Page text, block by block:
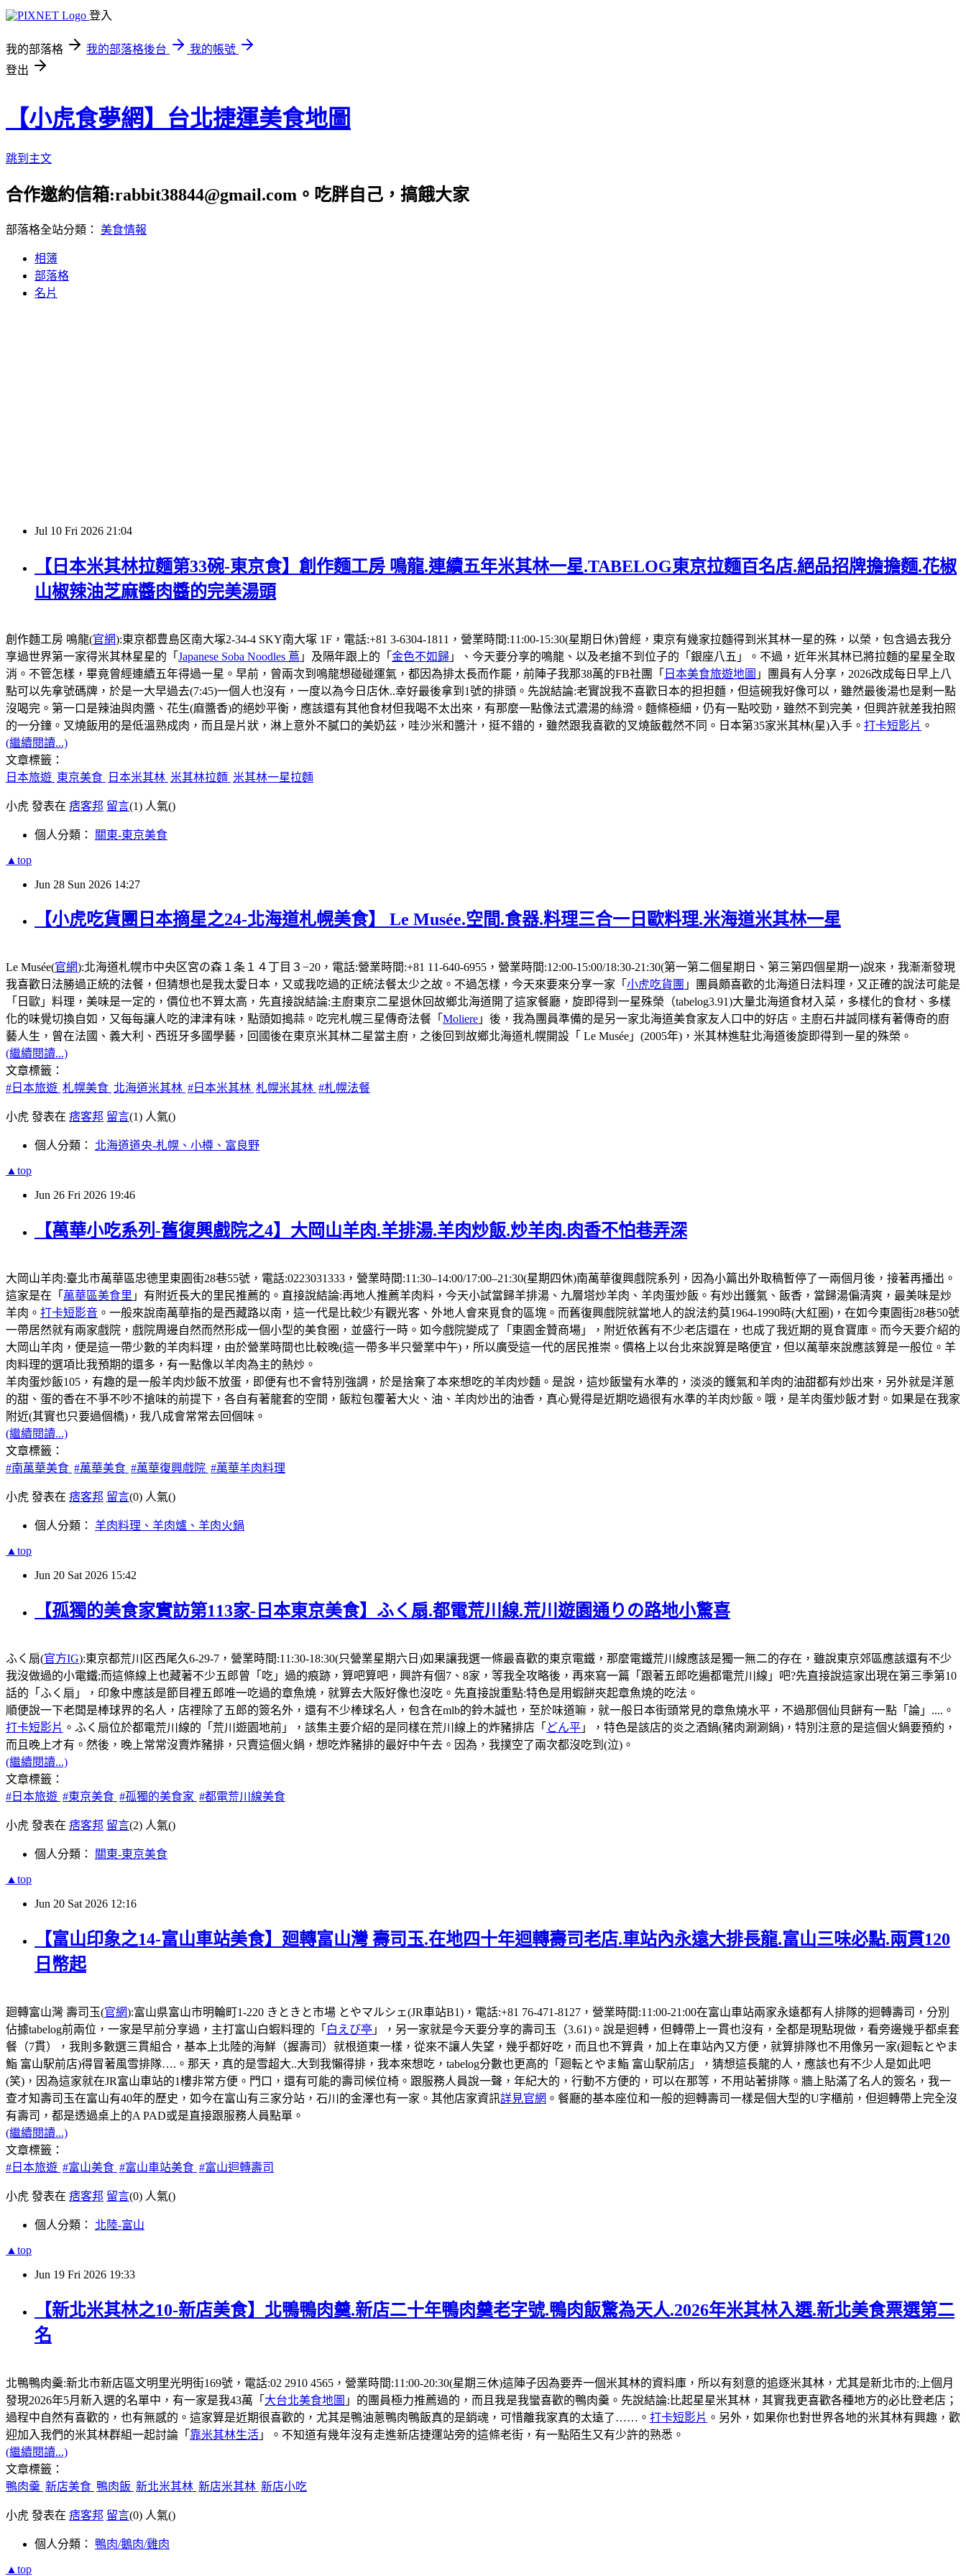
登入
我的部落格 我的部落格後台
我的帳號
登出
【小虎食夢網】台北捷運美食地圖
跳到主文
合作邀約信箱:rabbit38844@gmail.com。吃胖自己，搞餓大家
部落格全站分類： 美食情報
相簿
部落格
名片
Jul 10 Fri 2026 21:04
【日本米其林拉麵第33碗-東京食】創作麵工房 鳴龍.連續五年米其林一星.TABELOG東京拉麵百名店.絕品招牌擔擔麵.花椒
山椒辣油芝麻醬肉醬的完美湯頭
創作麵工房 鳴龍(官網):東京都豊島区南大塚2-34-4 SKY南大塚 1F，電話:+81 3-6304-1811，營業時間:11:00-15:30(星期日休)曾經，東京有幾家拉麵得到米其林一星的殊，以榮，包含過去我分
享過世界第一家得米其林星星的「 Japanese Soba Noodles 蔦 」及隔年跟上的「 金色不如歸 」、今天要分享的鳴龍、以及老搶不到位子的「銀座八五」。不過，近年米其林已將拉麵的星星全取
消。不管怎樣，畢竟曾經連續五年得過一星。早前，曾兩次到鳴龍想碰碰運氣，都因為排太長而作罷，前陣子我那38萬的FB社團「 日本美食旅遊地圖 」團員有人分享，2026改成每日早上八
點可以先拿號碼牌，於是一大早過去(7:45)一個人也沒有，一度以為今日店休..幸好最後拿到1號的排頭。先說結論:老實說我不喜歡日本的担担麵，但這碗我好像可以，雖然最後湯也是剩一點
沒喝完。第一口是辣油與肉醬、花生(麻醬香)的絕妙平衡，應該還有其他食材但我喝不太出來，有那麼一點像法式濃湯的絲滑。麵條極細，仍有一點咬勁，雖然不到完美，但興許就差我拍照
的一分鐘。叉燒飯用的是低溫熟成肉，而且是片狀，淋上意外不膩口的美奶茲，哇沙米和醬汁，挺不錯的，雖然跟我喜歡的叉燒飯截然不同。日本第35家米其林(星)入手。 打卡短影片 。
(繼續閱讀...)
文章標籤：
日本旅遊 東京美食 日本米其林 米其林拉麵 米其林一星拉麵
小虎 發表在 痞客邦 留言(1) 人氣()
個人分類： 關東-東京美食
▲top
Jun 28 Sun 2026 14:27
【小虎吃貨團日本摘星之24-北海道札幌美食】 Le Musée.空間.食器.料理三合一日歐料理.米海道米其林一星
Le Musée(官網):北海道札幌市中央区宮の森１条１４丁目３−20，電話:營業時間:+81 11-640-6955，營業時間:12:00-15:00/18:30-21:30(第一第二個星期日、第三第四個星期一)說來，我漸漸發現
我喜歡日法勝過正統的法餐，但猜想也是我太愛日本，又或我吃過的正統法餐太少之故。不過怎樣，今天來要來分享一家「 小虎吃貨團 」團員頗喜歡的北海道日法料理，又正確的說法可能是
「日歐」料理，美味是一定的，價位也不算太高，先直接說結論:主廚東京二星退休回故鄉北海道開了這家餐廳，旋即得到一星殊榮（tabelog3.91)大量北海道食材入菜，多樣化的食材、多樣
化的味覺切換自如，又每每讓人吃的津津有味，點頭如搗蒜。吃完札幌三星傳奇法餐「 Moliere 」後，我為團員準備的是另一家北海道美食家友人口中的好店。主廚石井誠同樣有著傳奇的廚
藝人生，曾在法國、義大利、西班牙多國學藝，回國後在東京米其林二星當主廚，之後回到故鄉北海道札幌開設「 Le Musée」(2005年)，米其林進駐北海道後旋即得到一星的殊榮。
(繼續閱讀...)
文章標籤：
#日本旅遊 札幌美食 北海道米其林 #日本米其林 札幌米其林 #札幌法餐
小虎 發表在 痞客邦 留言(1) 人氣()
個人分類： 北海道道央-札幌、小樽、富良野
▲top
Jun 26 Fri 2026 19:46
【萬華小吃系列-舊復興戲院之4】大岡山羊肉.羊排湯.羊肉炒飯.炒羊肉.肉香不怕巷弄深
大岡山羊肉:臺北市萬華區忠德里東園街28巷55號，電話:0223031333，營業時間:11:30–14:00/17:00–21:30(星期四休)南萬華復興戲院系列，因為小篇出外取稿暫停了一兩個月後，接著再播出。
這家是在「 萬華區美食里 」有附近長大的里民推薦的。直接說結論:再地人推薦羊肉料，今天小試當歸羊排湯、九層塔炒羊肉、羊肉蛋炒飯。有炒出鑊氣、飯香，當歸湯偏清爽，最美味是炒
羊肉。 打卡短影音 。一般來說南萬華指的是西藏路以南，這一代是比較少有觀光客、外地人會來覓食的區塊。而舊復興戲院就當地人的說法約莫1964-1990時(大紅圈)，在如今東園街28巷50號
一帶居然就有兩家戲院，戲院周邊自然而然形成一個小型的美食圈，並盛行一時。如今戲院變成了「東園金贊商場」，附近依舊有不少老店還在，也成了我近期的覓食寶庫。而今天要介紹的
大岡山羊肉，便是這一帶少數的羊肉料理，由於營業時間也比較晚(這一帶多半只營業中午)，所以廣受這一代的居民推崇。價格上以台北來說算是略便宜，但以萬華來說應該算是一般位。羊
肉料理的選項比我預期的還多，有一點像以羊肉為主的熱炒。
羊肉蛋炒飯105，有趣的是一般羊肉炒飯不放蛋，即便有也不會特別強調，於是捨棄了本來想吃的羊肉炒麵。是說，這炒飯蠻有水準的，淡淡的鑊氣和羊肉的油甜都有炒出來，另外就是洋蔥
的甜、蛋的香在不爭不吵不搶味的前提下，各自有著龍套的空間，飯粒包覆著大火、油、羊肉炒出的油香，真心覺得是近期吃過很有水準的羊肉炒飯。哦，是羊肉蛋炒飯才對。如果是在我家
附近(其實也只要過個橋)，我八成會常常去回個味。
(繼續閱讀...)
文章標籤：
#南萬華美食 #萬華美食 #萬華復興戲院 #萬華羊肉料理
小虎 發表在 痞客邦 留言(0) 人氣()
個人分類： 羊肉料理、羊肉爐、羊肉火鍋
▲top
Jun 20 Sat 2026 15:42
【孤獨的美食家實訪第113家-日本東京美食】ふく扇.都電荒川線.荒川遊園通りの路地小驚喜
ふく扇(官方IG):東京都荒川区西尾久6-29-7，營業時間:11:30-18:30(只營業星期六日)如果讓我選一條最喜歡的東京電鐵，那麼電鐵荒川線應該是獨一無二的存在，雖說東京郊區應該還有不少
我沒做過的小電鐵;而這條線上也藏著不少五郎曾「吃」過的痕跡，算吧算吧，興許有個7、8家，等我全攻略後，再來寫一篇「跟著五郎吃遍都電荒川線」吧?先直接說這家出現在第三季第10
話的「ふく扇」，印象中應該是節目裡五郎唯一吃過的章魚燒，就算去大阪好像也沒吃。先直接說重點:特色是用蝦餅夾起章魚燒的吃法。
順便說一下老闆是棒球界的名人，店𥚃除了五郎的簽名外，還有不少棒球名人，包含在mlb的鈴木誠也，至於味道嘛，就一般日本街頭常見的章魚燒水平，不過那個仙貝餅有一點「論」....。
打卡短影片 。ふく扇位於都電荒川線的「荒川遊園地前」，該集主要介紹的是同樣在荒川線上的炸豬排店「 どん平 」，特色是該店的炎之酒鍋(豬肉涮涮鍋)，特別注意的是這個火鍋要預約，
而且晚上才有。然後，晚上常常沒賣炸豬排，只賣這個火鍋，想吃炸豬排的最好中午去。因為，我撲空了兩次都沒吃到(泣)。
(繼續閱讀...)
文章標籤：
#日本旅遊 #東京美食 #孤獨的美食家 #都電荒川線美食
小虎 發表在 痞客邦 留言(2) 人氣()
個人分類： 關東-東京美食
▲top
Jun 20 Sat 2026 12:16
【富山印象之14-富山車站美食】廻轉富山灣 壽司玉.在地四十年迴轉壽司老店.車站內永遠大排長龍.富山三味必點.兩貫120
日幣起
廻轉富山灣 壽司玉(官網):富山県富山市明輪町1-220 きときと市場 とやマルシェ(JR車站B1)，電話:+81 76-471-8127，營業時間:11:00-21:00在富山車站兩家永遠都有人排隊的迴轉壽司，分別
佔據tabelog前兩位，一家是早前分享過，主打富山白蝦料理的「 白えび亭 」，另一家就是今天要分享的壽司玉（3.61)。說是迴𨍭，但轉帶上一貫也沒有，全都是現點現做，看旁邊幾乎都桌套
餐（7貫），我則多數選三貫組合，基本上北陸的海鮮（握壽司）就根道東一樣，從來不讓人失望，幾乎都好吃，而且也不算貴，加上在車站內又方便，就算排隊也不用像另一家(廻転とやま
鮨 富山駅前店)得冒著風雪排隊….。那天，真的是雪超大..大到我懶得排，我本來想吃，tabelog分數也更高的「廻転とやま鮨 富山駅前店」，猜想這長龍的人，應該也有不少人是如此吧
(笑)，因為這家就在JR富山車站的1樓非常方便。門口，還有可能的壽司候位椅。跟服務人員說一聲，年紀大的，行動不方便的，可以在那等，不用站著排隊。牆上貼滿了名人的簽名，我一
查才知壽司玉在富山有40年的歷史，如今在富山有三家分站，石川的金澤也有一家。其他店家資訊詳見官網 。餐廳的基本座位和一般的迴轉壽司一樣是個大型的U字櫃前，但迴轉帶上完全沒
有壽司，都是透過桌上的A PAD或是直接跟服務人員點單。
(繼續閱讀...)
文章標籤：
#日本旅遊 #富山美食 #富山車站美食 #富山迴轉壽司
小虎 發表在 痞客邦 留言(0) 人氣()
個人分類： 北陸-富山
▲top
Jun 19 Fri 2026 19:33
【新北米其林之10-新店美食】北鴨鴨肉羹.新店二十年鴨肉羹老字號.鴨肉飯驚為天人.2026年米其林入選.新北美食票選第二
名
北鴨鴨肉羹:新北市新店區文明里光明街169號，電話:02 2910 4565，營業時間:11:00-20:30(星期三休)這陣子因為要弄一個米其林的資料庫，所以有刻意的追逐米其林，尤其是新北市的;上個月
發現2026年5月新入選的名單中，有一家是我43萬「 大台北美食地圖 」的團員極力推薦過的，而且我是我蠻喜歡的鴨肉羹。先說結論:比起星星米其林，其實我更喜歡各種地方的必比登老店；
過程中自然有喜歡的，也有無感的。這家算是近期很喜歡的，尤其是鴨油蔥鴨肉鴨飯真的是銷魂，可惜離我家真的太遠了……。 打卡短影片 。另外，如果你也對世界各地的米其林有興趣，歡
迎加入我們的米其林群組一起討論「 靠米其林生活 」。不知道有幾年沒有走進新店捷運站旁的這條老街，有一點陌生又有少許的熟悉。
(繼續閱讀...)
文章標籤：
鴨肉羹 新店美食 鴨肉飯 新北米其林 新店米其林 新店小吃
小虎 發表在 痞客邦 留言(0) 人氣()
個人分類： 鴨肉/鵝肉/雞肉
▲top